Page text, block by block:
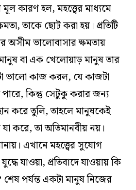
কারণ হল, মহত্ত্বের মাধ্যমে
তাকে ছোট করা হয়। প্রতিটি
ভালোবাসার ক্ষমতায়
বা এক খেলোয়াড় মানুষ তার
ভালো কাজ করল, যে কাজটা
কিন্তু সেটুকু করার জন্য
করে তুলি, তাহলে মানুষকেই
করে, তা অতিমানবীয় নয়।
এখানে মহত্ত্বের সুযোগ
যাওয়া, প্রতিবাদে যাওয়ায় কি
পর্যন্ত একটা মানুষ নিজের